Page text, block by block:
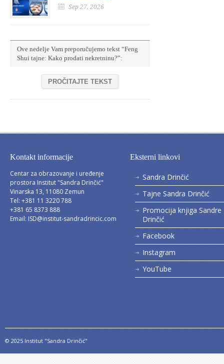
Sep 27, 2026
Ove nedelje Vam preporučujemo tekst “Feng
Shui tajne: Kako prodati nekretninu?”:
PROČITAJTE TEKST
Kontakt informacije
Centar za obrazovanje i uređenje
prostora Institut "Sandra Drinčić"
Vinarska 13, 11080 Zemun
Tel: +381 11 3220 788
+381 65 8373 888
Email: ISD@institut-sandradrincic.com
Eksterni linkovi
Sandra Drinčić
Tajne Sandra Drinčić
Promocija knjiga Sandre
Drinčić
Facebook
Instagram
YouTube
© 2025 Institut "Sandra Drinčić"